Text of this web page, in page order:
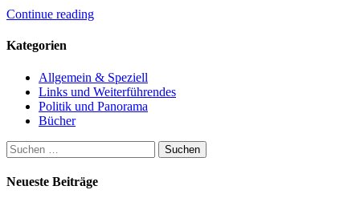
Continue reading
Kategorien
Allgemein & Speziell
Links und Weiterführendes
Politik und Panorama
Bücher
Suchen
nach:
Neueste Beiträge